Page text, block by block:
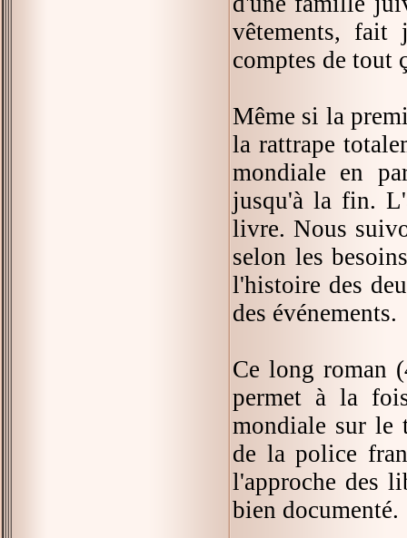
vêtements, fait
comptes de tout
Même si la
la rattrape
mondiale en
jusqu'à la fin.
livre. Nous
selon les
l'histoire des
des événements.
Ce long roman
permet à la
mondiale sur
de la police
l'approche des
bien documenté.